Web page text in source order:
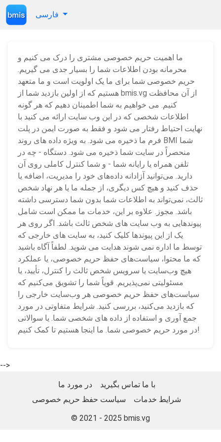
ما اهمیت حریم خصوصی مشتری را درک می کنیم و
محرمانه بودن اطلاعات شما را بسیار جدی می گیریم.
حریم خصوصی شما برای ما یک اولویت است و ما متعهد
هستیم که از اولین بازدید شما از bmis.vg از آن محافظت
کنیم. می خواهیم به شما اطمینان دهیم که هر گونه
اطلاعات شخصی که در این وب سایت ارائه می کنید با
نهایت احتیاط رفتار می شود و فقط به صورت ایمن در پلت
فرم ما ذخیره می شود. به ویژه داده های روند BMI شما
منحصراً در سایت شما ذخیره می شود. دستگاه - چه در
تلفن همراه یا رایانه شما - و شما کنترل کاملی روی آن
دارید. می‌توانید آزادانه داده‌های خود را مدیریت، اضافه یا
حذف کنید و هیچ کس دیگری، از جمله ما یا هر نهاد شخص
ثالث، نمی‌تواند به اطلاعات شما بدون شما دسترسی داشته
باشد. مجوز. علاوه بر این، خدمات ما ممکن است شامل
پیوندهایی به وب سایت های شخص ثالث باشد. اگر روی هر
یک از این پیوندها کلیک کنید، به سایت های خارجی که
توسط ما اداره نمی شوند هدایت می شوید. لطفاً آگاه باشید
که ما محتوا، سیاست‌های حفظ حریم خصوصی، یا عملکرد
هیچ وب‌سایت یا سرویس شخص ثالث را کنترل، تأیید، یا
مسئولیتی نمی‌پذیریم. قویاً شما را تشویق می‌کنیم که
سیاست‌های حفظ حریم خصوصی هر وب‌سایت خارجی را
که بازدید می‌کنید، بررسی کنید. شرایط متفاوتی در مورد
جمع آوری و استفاده از داده های شخصی شما. یا سوالاتی
در مورد حریم خصوصی شما. ما اینجا هستیم تا کمک کنیم!
-->
در مورد ما
با ما تماس بگیرید
سیاست حفظ حریم خصوصی
شرایط خدمات
© 2021 - 2025 bmis.vg